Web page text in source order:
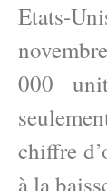
Etats-
000
chiffre
à la